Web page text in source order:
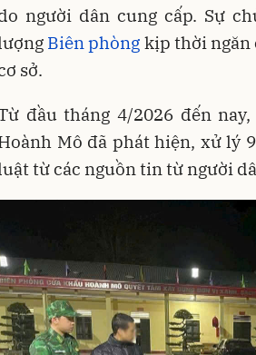
người dân cung cấp. Sự
Biên phòng kịp thời ngăn
sở.
đầu tháng 4/2026 đến
Mô đã phát hiện, xử lý
từ các nguồn tin từ người